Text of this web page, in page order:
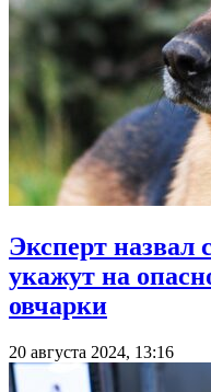
Эксперт
укажут на
овчарки
20 августа 2024, 13:16